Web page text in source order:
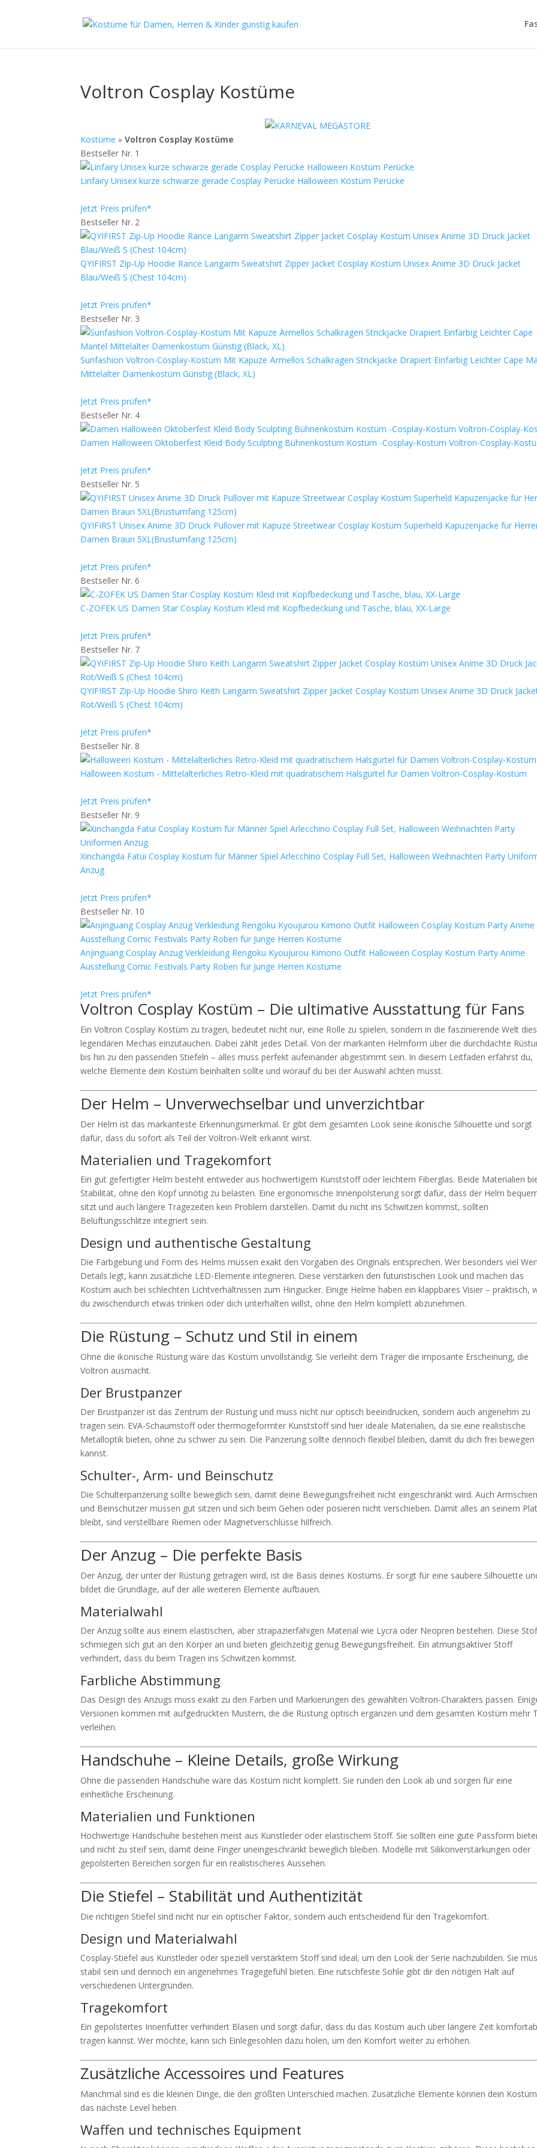
Voltron Cosplay Kostüme
Kostüme »Voltron Cosplay Kostüme
Bestseller Nr. 1
Linfairy Unisex kurze schwarze gerade Cosplay Perücke Halloween Kostüm Perücke
Jetzt Preis prüfen*
Bestseller Nr. 2
QYIFIRST Zip-Up Hoodie Rance Langarm Sweatshirt Zipper Jacket Cosplay Kostüm Unisex Anime 3D Druck Jacket
Blau/Weiß S (Chest 104cm)
Jetzt Preis prüfen*
Bestseller Nr. 3
Sunfashion Voltron-Cosplay-Kostüm Mit Kapuze Ärmellos Schalkragen Strickjacke Drapiert Einfarbig Leichter Cape
Mittelalter Damenkostüm Günstig (Black, XL)
Jetzt Preis prüfen*
Bestseller Nr. 4
Damen Halloween Oktoberfest Kleid Body Sculpting Bühnenkostüm Kostüm -Cosplay-Kostüm Voltron-Cosplay-
Jetzt Preis prüfen*
Bestseller Nr. 5
QYIFIRST Unisex Anime 3D Druck Pullover mit Kapuze Streetwear Cosplay Kostüm Superheld Kapuzenjacke für
Damen Braun 5XL(Brustumfang 125cm)
Jetzt Preis prüfen*
Bestseller Nr. 6
C-ZOFEK US Damen Star Cosplay Kostüm Kleid mit Kopfbedeckung und Tasche, blau, XX-Large
Jetzt Preis prüfen*
Bestseller Nr. 7
QYIFIRST Zip-Up Hoodie Shiro Keith Langarm Sweatshirt Zipper Jacket Cosplay Kostüm Unisex Anime 3D Druck
Rot/Weiß S (Chest 104cm)
Jetzt Preis prüfen*
Bestseller Nr. 8
Halloween Kostum - Mittelalterliches Retro-Kleid mit quadratischem Halsgürtel für Damen Voltron-Cosplay-Kostüm
Jetzt Preis prüfen*
Bestseller Nr. 9
Xinchangda Fatui Cosplay Kostüm für Männer Spiel Arlecchino Cosplay Full Set, Halloween Weihnachten Party
Anzug
Jetzt Preis prüfen*
Bestseller Nr. 10
Anjinguang Cosplay Anzug Verkleidung Rengoku Kyoujurou Kimono Outfit Halloween Cosplay Kostüm Party Anime
Ausstellung Comic Festivals Party Roben für Junge Herren Kostüme
Jetzt Preis prüfen*
Voltron Cosplay Kostüm – Die ultimative Ausstattung für Fans
Ein Voltron Cosplay Kostüm zu tragen, bedeutet nicht nur, eine Rolle zu spielen, sondern in die faszinierende Welt
legendären Mechas einzutauchen. Dabei zählt jedes Detail. Von der markanten Helmform über die durchdachte
bis hin zu den passenden Stiefeln – alles muss perfekt aufeinander abgestimmt sein. In diesem Leitfaden erfährst du,
welche Elemente dein Kostüm beinhalten sollte und worauf du bei der Auswahl achten musst.
Der Helm – Unverwechselbar und unverzichtbar
Der Helm ist das markanteste Erkennungsmerkmal. Er gibt dem gesamten Look seine ikonische Silhouette und sorgt
dafür, dass du sofort als Teil der Voltron-Welt erkannt wirst.
Materialien und Tragekomfort
Ein gut gefertigter Helm besteht entweder aus hochwertigem Kunststoff oder leichtem Fiberglas. Beide Materialien
Stabilität, ohne den Kopf unnötig zu belasten. Eine ergonomische Innenpolsterung sorgt dafür, dass der Helm
sitzt und auch längere Tragezeiten kein Problem darstellen. Damit du nicht ins Schwitzen kommst, sollten
Belüftungsschlitze integriert sein.
Design und authentische Gestaltung
Die Farbgebung und Form des Helms müssen exakt den Vorgaben des Originals entsprechen. Wer besonders viel
Details legt, kann zusätzliche LED-Elemente integrieren. Diese verstärken den futuristischen Look und machen das
Kostüm auch bei schlechten Lichtverhältnissen zum Hingucker. Einige Helme haben ein klappbares Visier – praktisch,
du zwischendurch etwas trinken oder dich unterhalten willst, ohne den Helm komplett abzunehmen.
Die Rüstung – Schutz und Stil in einem
Ohne die ikonische Rüstung wäre das Kostüm unvollständig. Sie verleiht dem Träger die imposante Erscheinung, die
Voltron ausmacht.
Der Brustpanzer
Der Brustpanzer ist das Zentrum der Rüstung und muss nicht nur optisch beeindrucken, sondern auch angenehm zu
tragen sein. EVA-Schaumstoff oder thermogeformter Kunststoff sind hier ideale Materialien, da sie eine realistische
Metalloptik bieten, ohne zu schwer zu sein. Die Panzerung sollte dennoch flexibel bleiben, damit du dich frei bewegen
kannst.
Schulter-, Arm- und Beinschutz
Die Schulterpanzerung sollte beweglich sein, damit deine Bewegungsfreiheit nicht eingeschränkt wird. Auch
und Beinschützer müssen gut sitzen und sich beim Gehen oder posieren nicht verschieben. Damit alles an seinem
bleibt, sind verstellbare Riemen oder Magnetverschlüsse hilfreich.
Der Anzug – Die perfekte Basis
Der Anzug, der unter der Rüstung getragen wird, ist die Basis deines Kostüms. Er sorgt für eine saubere Silhouette
bildet die Grundlage, auf der alle weiteren Elemente aufbauen.
Materialwahl
Der Anzug sollte aus einem elastischen, aber strapazierfähigen Material wie Lycra oder Neopren bestehen. Diese
schmiegen sich gut an den Körper an und bieten gleichzeitig genug Bewegungsfreiheit. Ein atmungsaktiver Stoff
verhindert, dass du beim Tragen ins Schwitzen kommst.
Farbliche Abstimmung
Das Design des Anzugs muss exakt zu den Farben und Markierungen des gewählten Voltron-Charakters passen.
Versionen kommen mit aufgedruckten Mustern, die die Rüstung optisch ergänzen und dem gesamten Kostüm mehr
verleihen.
Handschuhe – Kleine Details, große Wirkung
Ohne die passenden Handschuhe wäre das Kostüm nicht komplett. Sie runden den Look ab und sorgen für eine
einheitliche Erscheinung.
Materialien und Funktionen
Hochwertige Handschuhe bestehen meist aus Kunstleder oder elastischem Stoff. Sie sollten eine gute Passform
und nicht zu steif sein, damit deine Finger uneingeschränkt beweglich bleiben. Modelle mit Silikonverstärkungen oder
gepolsterten Bereichen sorgen für ein realistischeres Aussehen.
Die Stiefel – Stabilität und Authentizität
Die richtigen Stiefel sind nicht nur ein optischer Faktor, sondern auch entscheidend für den Tragekomfort.
Design und Materialwahl
Cosplay-Stiefel aus Kunstleder oder speziell verstärktem Stoff sind ideal, um den Look der Serie nachzubilden. Sie
stabil sein und dennoch ein angenehmes Tragegefühl bieten. Eine rutschfeste Sohle gibt dir den nötigen Halt auf
verschiedenen Untergründen.
Tragekomfort
Ein gepolstertes Innenfutter verhindert Blasen und sorgt dafür, dass du das Kostüm auch über längere Zeit
tragen kannst. Wer möchte, kann sich Einlegesohlen dazu holen, um den Komfort weiter zu erhöhen.
Zusätzliche Accessoires und Features
Manchmal sind es die kleinen Dinge, die den größten Unterschied machen. Zusätzliche Elemente können dein
das nächste Level heben.
Waffen und technisches Equipment